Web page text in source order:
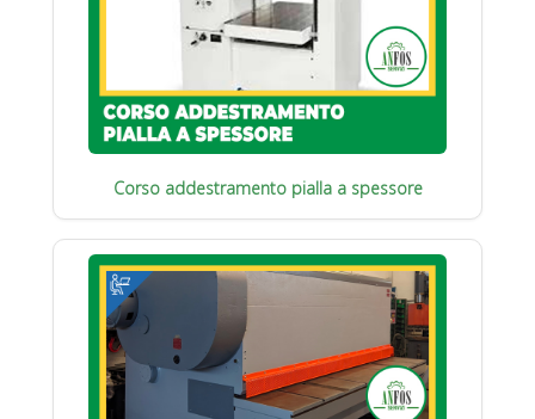
Corso addestramento pialla a spessore